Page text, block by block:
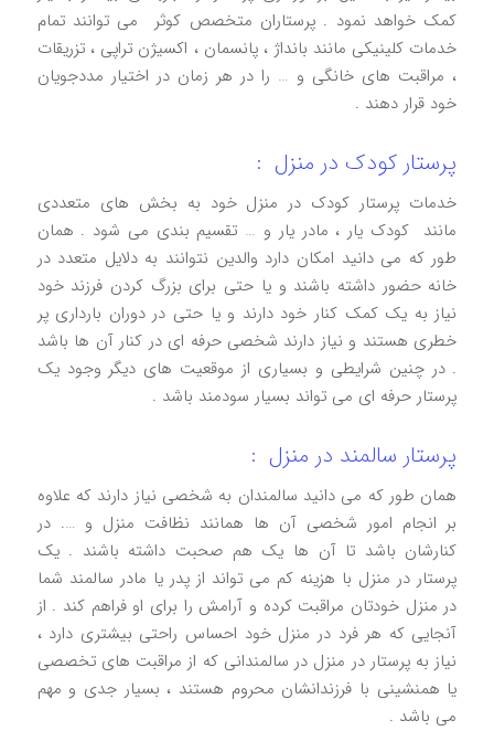
کمک خواهد نمود . پرستاران متخصص کوثر می‌ توانند تمام
خدمات کلینیکی مانند بانداژ ، پانسمان ، اکسیژن تراپی ، تزریقات
، مراقبت‌ های خانگی و … را در هر زمان در اختیار مددجویان
خود قرار دهند .
پرستار کودک در منزل :
خدمات پرستار کودک در منزل خود به بخش های متعددی
مانند کودک یار ، مادر یار و … تقسیم بندی می شود . همان
طور که می دانید امکان دارد والدین نتوانند به دلایل متعدد در
خانه حضور داشته باشند و یا حتی برای بزرگ کردن فرزند خود
نیاز به یک کمک کنار خود دارند و یا حتی در دوران بارداری پر
خطری هستند و نیاز دارند شخصی حرفه ای در کنار آن ها باشد
. در چنین شرایطی و بسیاری از موقعیت های دیگر وجود یک
پرستار حرفه ای می تواند بسیار سودمند باشد .
پرستار سالمند در منزل :
همان طور که می دانید سالمندان به شخصی نیاز دارند که علاوه
بر انجام امور شخصی آن ها همانند نظافت منزل و …. در
کنارشان باشد تا آن ها یک هم صحبت داشته باشند . یک
پرستار در منزل با هزینه کم می‌ تواند از پدر یا مادر سالمند شما
در منزل خودتان مراقبت کرده و آرامش را برای او فراهم کند . از
آنجایی که هر فرد در منزل خود احساس راحتی بیشتری دارد ،
نیاز به پرستار در منزل در سالمندانی که از مراقبت‌ های تخصصی
یا همنشینی با فرزندانشان محروم‌ هستند ، بسیار جدی و مهم
می باشد .